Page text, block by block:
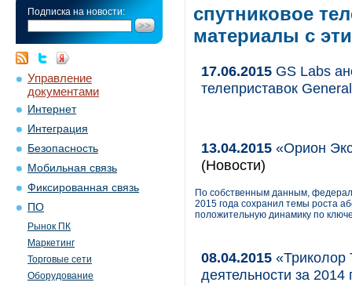
Подписка на новости:
Управление
документами
Интернет
Интеграция
Безопасность
Мобильная связь
Фиксированная связь
ПО
Рынок ПК
Маркетинг
Торговые сети
Оборудование
спутниковое
материалы с
17.06.2015 GS Labs
телеприставок
13.04.2015 «Орион
(Новости)
По собственным данным,
2015 года сохранил темы роста
положительную динамику по
08.04.2015 «Триколор
деятельности за 2014